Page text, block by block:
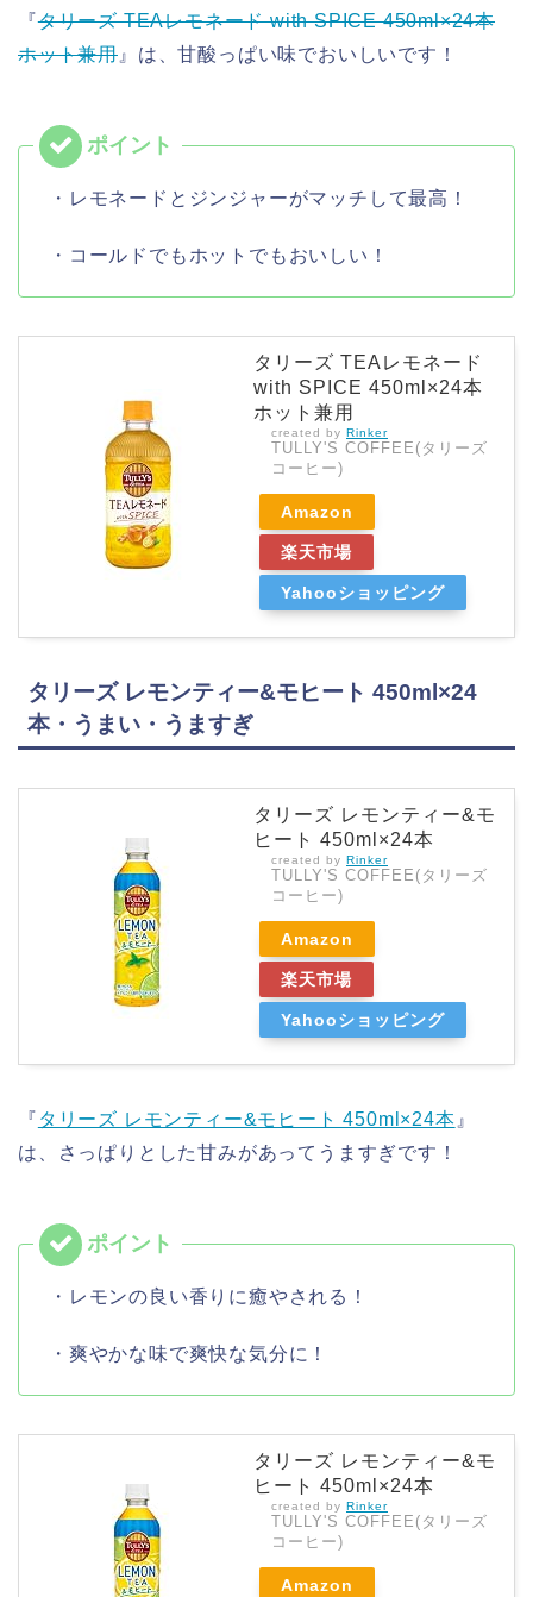
『タリーズ TEAレモネード with SPICE 450ml×24本
ホット兼用 』は、甘酸っぱい味でおいしいです！
・レモネードとジンジャーがマッチして最高！
・コールドでもホットでもおいしい！
タリーズ TEAレモネード
with SPICE 450ml×24本
ホット兼用
created by Rinker
TULLY'S COFFEE(タリーズ
コーヒー)
Amazon
楽天市場
Yahooショッピング
タリーズ レモンティー&モヒート 450ml×24
本・うまい・うますぎ
タリーズ レモンティー&モ
ヒート 450ml×24本
created by Rinker
TULLY'S COFFEE(タリーズ
コーヒー)
Amazon
楽天市場
Yahooショッピング
『 タリーズ レモンティー&モヒート 450ml×24本 』
は、さっぱりとした甘みがあってうますぎです！
・レモンの良い香りに癒やされる！
・爽やかな味で爽快な気分に！
タリーズ レモンティー&モ
ヒート 450ml×24本
created by Rinker
TULLY'S COFFEE(タリーズ
コーヒー)
Amazon